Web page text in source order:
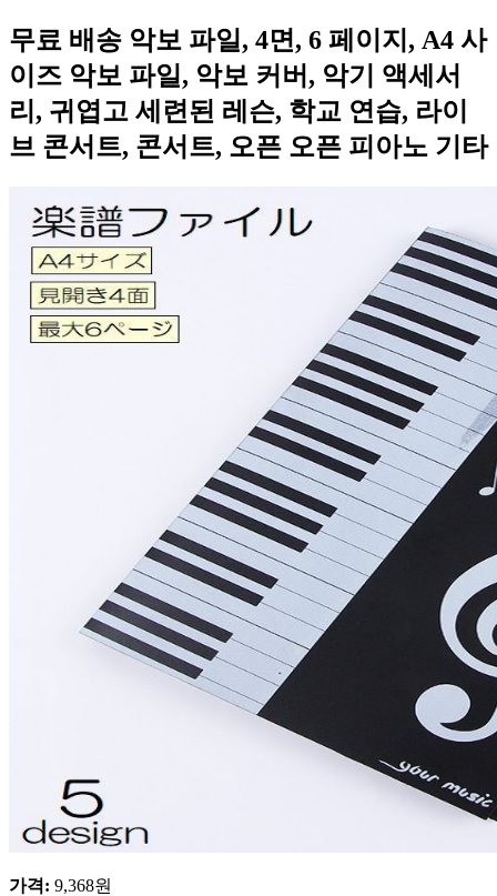
무료 배송 악보 파일, 4면, 6 페이지, A4 사
이즈 악보 파일, 악보 커버, 악기 액세서
리, 귀엽고 세련된 레슨, 학교 연습, 라이
브 콘서트, 콘서트, 오픈 오픈 피아노 기타
가격: 9,368원